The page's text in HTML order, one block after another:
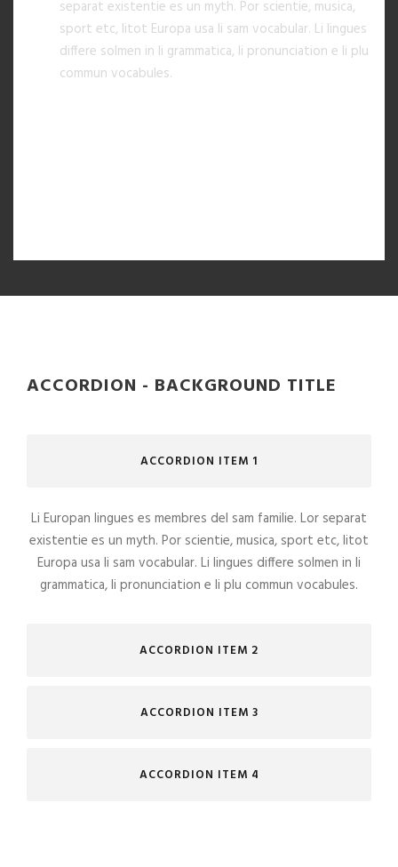
separat existentie es un myth. Por scientie, musica,
sport etc, litot Europa usa li sam vocabular. Li lingues
differe solmen in li grammatica, li pronunciation e li plu
commun vocabules.
ACCORDION - BACKGROUND TITLE
ACCORDION ITEM 1
Li Europan lingues es membres del sam familie. Lor separat
existentie es un myth. Por scientie, musica, sport etc, litot
Europa usa li sam vocabular. Li lingues differe solmen in li
grammatica, li pronunciation e li plu commun vocabules.
ACCORDION ITEM 2
ACCORDION ITEM 3
ACCORDION ITEM 4